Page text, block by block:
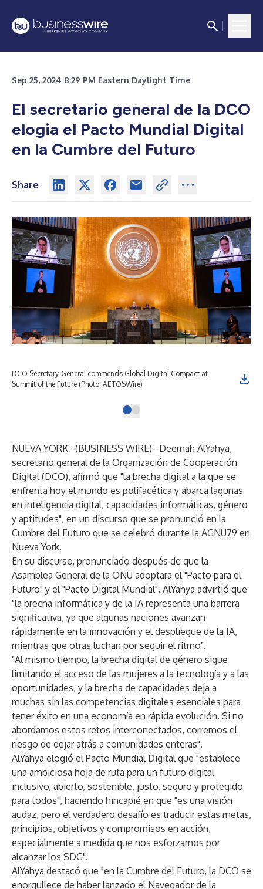
Sep 25, 2024 8:29 PM Eastern Daylight Time
El secretario general de la DCO
elogia el Pacto Mundial Digital
en la Cumbre del Futuro
Share
DCO Secretary-General commends Global Digital Compact at
Summit of the Future (Photo: AETOSWire)
NUEVA YORK--(BUSINESS WIRE)--Deemah AlYahya,
secretario general de la Organización de Cooperación
Digital (DCO), afirmó que "la brecha digital a la que se
enfrenta hoy el mundo es polifacética y abarca lagunas
en inteligencia digital, capacidades informáticas, género
y aptitudes", en un discurso que se pronunció en la
Cumbre del Futuro que se celebró durante la AGNU79 en
Nueva York.
En su discurso, pronunciado después de que la
Asamblea General de la ONU adoptara el "Pacto para el
Futuro" y el "Pacto Digital Mundial", AlYahya advirtió que
"la brecha informática y de la IA representa una barrera
significativa, ya que algunas naciones avanzan
rápidamente en la innovación y el despliegue de la IA,
mientras que otras luchan por seguir el ritmo".
"Al mismo tiempo, la brecha digital de género sigue
limitando el acceso de las mujeres a la tecnología y a las
oportunidades, y la brecha de capacidades deja a
muchas sin las competencias digitales esenciales para
tener éxito en una economía en rápida evolución. Si no
abordamos estos retos interconectados, corremos el
riesgo de dejar atrás a comunidades enteras".
AlYahya elogió el Pacto Mundial Digital que "establece
una ambiciosa hoja de ruta para un futuro digital
inclusivo, abierto, sostenible, justo, seguro y protegido
para todos", haciendo hincapié en que "es una visión
audaz, pero el verdadero desafío es traducir estas metas,
principios, objetivos y compromisos en acción,
especialmente a medida que nos esforzamos por
alcanzar los SDG".
AlYahya destacó que "en la Cumbre del Futuro, la DCO se
enorgullece de haber lanzado el Navegador de la